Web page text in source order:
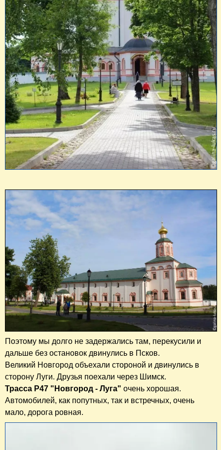
Поэтому мы долго не задержались там, перекусили и
дальше без остановок двинулись в Псков.
Великий Новгород объехали стороной и двинулись в
сторону Луги. Друзья поехали через Шимск.
Трасса Р47 "Новгород - Луга" очень хорошая.
Автомобилей, как попутных, так и встречных, очень
мало, дорога ровная.